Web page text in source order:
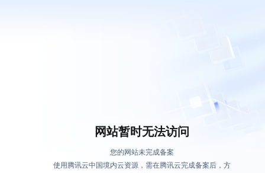
网站暂时无法访问
您的网站未完成备案
使用腾讯云中国境内云资源，需在腾讯云完成备案后，方